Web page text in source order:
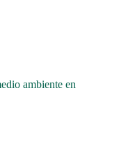
ambiente en